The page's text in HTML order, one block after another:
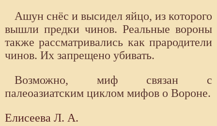
Ашун снёс и высидел яйцо, из которого
вышли предки чинов. Реальные вороны
также рассматривались как прародители
чинов. Их запрещено убивать.
Возможно, миф связан с
палеоазиатским циклом мифов о Вороне.
Елисеева Л. А.